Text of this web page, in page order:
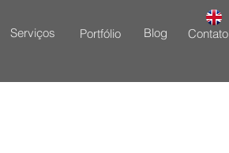
Serviços Portfólio Blog Contato